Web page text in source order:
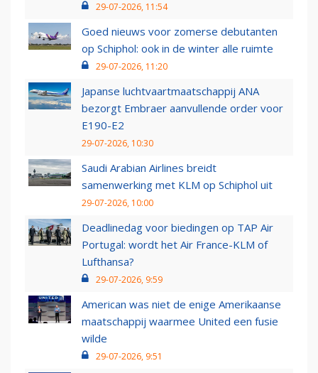
29-07-2026, 11:54
Goed nieuws voor zomerse debutanten
op Schiphol: ook in de winter alle ruimte
29-07-2026, 11:20
Japanse luchtvaartmaatschappij ANA
bezorgt Embraer aanvullende order voor
E190-E2
29-07-2026, 10:30
Saudi Arabian Airlines breidt
samenwerking met KLM op Schiphol uit
29-07-2026, 10:00
Deadlinedag voor biedingen op TAP Air
Portugal: wordt het Air France-KLM of
Lufthansa?
29-07-2026, 9:59
American was niet de enige Amerikaanse
maatschappij waarmee United een fusie
wilde
29-07-2026, 9:51